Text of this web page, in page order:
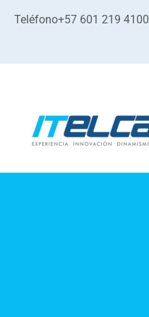
Teléfono+57 601 219 4100